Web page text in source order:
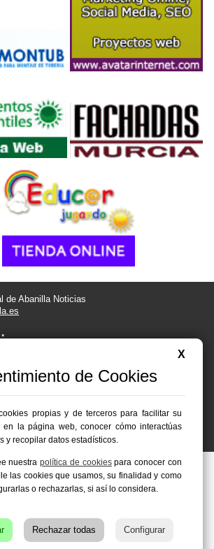
de Abanilla Noticias
de Privacidad-Política de Cookies
X
de Cookies
propias y de terceros para facilitar su
en la página web, conocer cómo interactúas
y recopilar datos estadísticos.
nuestrapolítica de cookiespara conocer con
las cookies que usamos, su finalidad y como
o rechazarlas, si así lo considera.
Rechazar todas Configurar